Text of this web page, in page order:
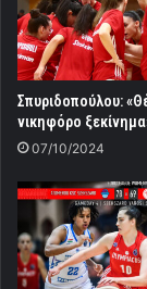
Σπυριδοπούλου:
νικηφόρο
07/10/2024